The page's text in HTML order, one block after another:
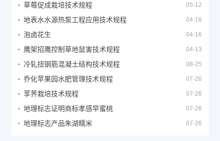
草莓促成栽培技术规程 05-12
地表水水源热泵工程应用技术规程 04-16
泡卤花生 04-16
鹰架招鹰控制草地鼠害技术规程 04-13
冷轧扭钢筋混凝土结构技术规程 08-25
乔化苹果园水肥管理技术规程 07-26
莩荠栽培技术规程 07-26
地理标志证明商标孝感早蜜桃 07-26
地理标志产品朱湖糯米 07-26